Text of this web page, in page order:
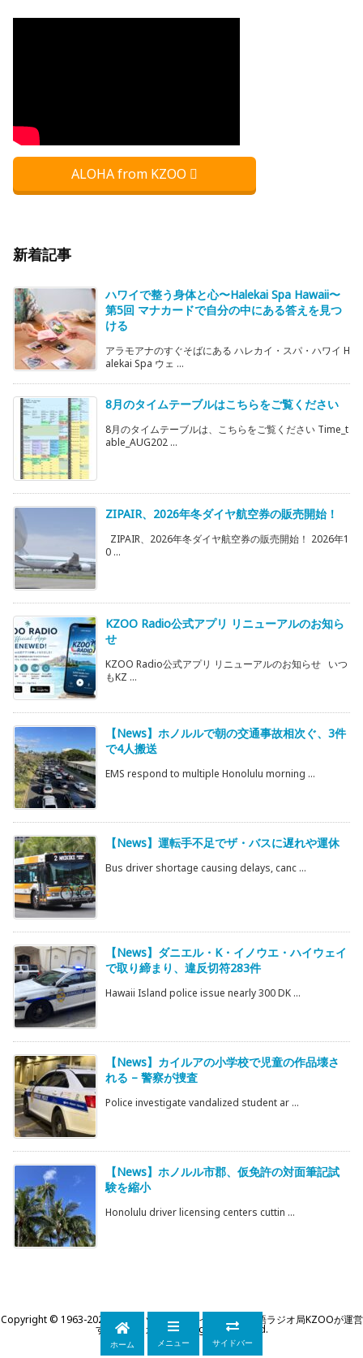
ALOHA from KZOO
新着記事
ハワイで整う身体と心〜Halekai Spa Hawaii〜
第5回 マナカードで自分の中にある答えを見つ
ける
アラモアナのすぐそばにある ハレカイ・スパ・ハワイ H
alekai Spa ウェ ...
8月のタイムテーブルはこちらをご覧ください
8月のタイムテーブルは、こちらをご覧ください Time_t
able_AUG202 ...
ZIPAIR、2026年冬ダイヤ航空券の販売開始！
ZIPAIR、2026年冬ダイヤ航空券の販売開始！ 2026年1
0 ...
KZOO Radio公式アプリ リニューアルのお知ら
せ
KZOO Radio公式アプリ リニューアルのお知らせ いつ
もKZ ...
【News】ホノルルで朝の交通事故相次ぐ、3件
で4人搬送
EMS respond to multiple Honolulu morning ...
【News】運転手不足でザ・バスに遅れや運休
Bus driver shortage causing delays, canc ...
【News】ダニエル・K・イノウエ・ハイウェイ
で取り締まり、違反切符283件
Hawaii Island police issue nearly 300 DK ...
【News】カイルアの小学校で児童の作品壊さ
れる – 警察が捜査
Police investigate vandalized student ar ...
【News】ホノルル市郡、仮免許の対面筆記試
験を縮小
Honolulu driver licensing centers cuttin ...
Copyright © 1963-2026 KZOOハワイ｜ハワイ州公認日本語ラジオ局KZOOが運営
するWEBマガジンAll Rights Reserved.
ホーム メニュー サイドバー